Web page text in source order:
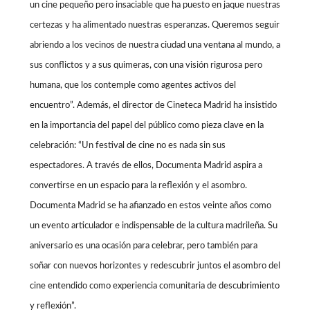
un cine pequeño pero insaciable que ha puesto en jaque nuestras
certezas y ha alimentado nuestras esperanzas. Queremos seguir
abriendo a los vecinos de nuestra ciudad una ventana al mundo, a
sus conflictos y a sus quimeras, con una visión rigurosa pero
humana, que los contemple como agentes activos del
encuentro”. Además, el director de Cineteca Madrid ha insistido
en la importancia del papel del público como pieza clave en la
celebración: “Un festival de cine no es nada sin sus
espectadores. A través de ellos, Documenta Madrid aspira a
convertirse en un espacio para la reflexión y el asombro.
Documenta Madrid se ha afianzado en estos veinte años como
un evento articulador e indispensable de la cultura madrileña. Su
aniversario es una ocasión para celebrar, pero también para
soñar con nuevos horizontes y redescubrir juntos el asombro del
cine entendido como experiencia comunitaria de descubrimiento
y reflexión”.